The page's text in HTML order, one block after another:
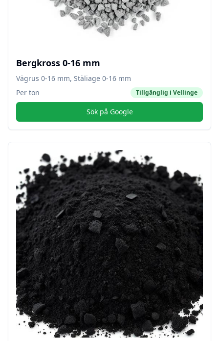
Bergkross 0-16 mm
Vägrus 0-16 mm, Stäliage 0-16 mm
Per ton
Tillgänglig i Vellinge
Sök på Google